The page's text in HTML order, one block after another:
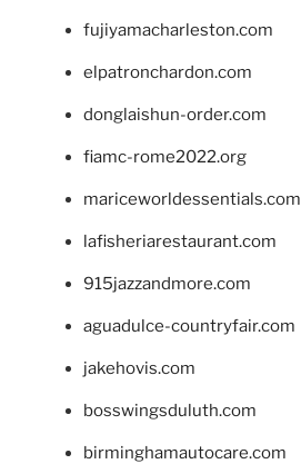
fujiyamacharleston.com
elpatronchardon.com
donglaishun-order.com
fiamc-rome2022.org
mariceworldessentials.com
lafisheriarestaurant.com
915jazzandmore.com
aguadulce-countryfair.com
jakehovis.com
bosswingsduluth.com
birminghamautocare.com